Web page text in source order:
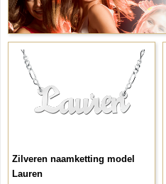
Zilveren naamketting model
Lauren